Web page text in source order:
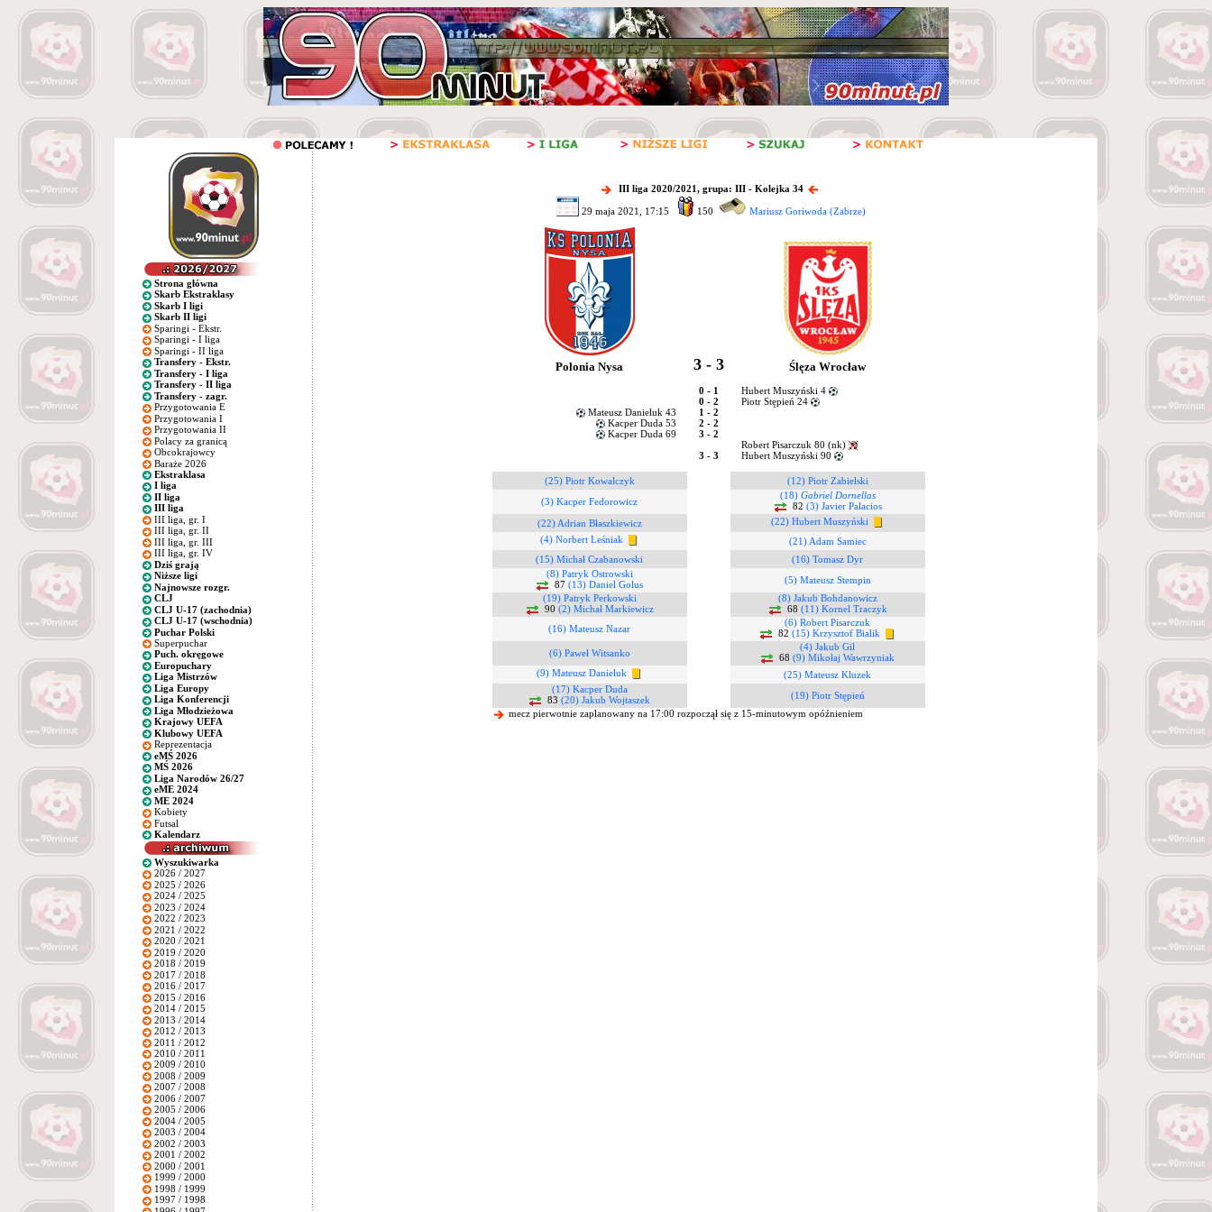
Strona główna
Skarb Ekstraklasy
Skarb I ligi
Skarb II ligi
Sparingi - Ekstr.
Sparingi - I liga
Sparingi - II liga
Transfery - Ekstr.
Transfery - I liga
Transfery - II liga
Transfery - zagr.
Przygotowania E
Przygotowania I
Przygotowania II
Polacy za granicą
Obcokrajowcy
Baraże 2026
Ekstraklasa
I liga
II liga
III liga
III liga, gr. I
III liga, gr. II
III liga, gr. III
III liga, gr. IV
Dziś grają
Niższe ligi
Najnowsze rozgr.
CLJ
CLJ U-17 (zachodnia)
CLJ U-17 (wschodnia)
Puchar Polski
Superpuchar
Puch. okręgowe
Europuchary
Liga Mistrzów
Liga Europy
Liga Konferencji
Liga Młodzieżowa
Krajowy UEFA
Klubowy UEFA
Reprezentacja
eMŚ 2026
MŚ 2026
Liga Narodów 26/27
eME 2024
ME 2024
Kobiety
Futsal
Kalendarz
Wyszukiwarka
2026 / 2027
2025 / 2026
2024 / 2025
2023 / 2024
2022 / 2023
2021 / 2022
2020 / 2021
2019 / 2020
2018 / 2019
2017 / 2018
2016 / 2017
2015 / 2016
2014 / 2015
2013 / 2014
2012 / 2013
2011 / 2012
2010 / 2011
2009 / 2010
2008 / 2009
2007 / 2008
2006 / 2007
2005 / 2006
2004 / 2005
2003 / 2004
2002 / 2003
2001 / 2002
2000 / 2001
1999 / 2000
1998 / 1999
1997 / 1998
III liga 2020/2021, grupa: III - Kolejka 34
29 maja 2021, 17:15 150 Mariusz Goriwoda (Zabrze)
Polonia Nysa 3 - 3 Ślęza Wrocław
0 - 1
Hubert Muszyński 4
0 - 2
Piotr Stępień 24
Mateusz Danieluk 43
1 - 2
Kacper Duda 53
2 - 2
Kacper Duda 69
3 - 2
Robert Pisarczuk 80 (nk)
3 - 3
Hubert Muszyński 90
(25) Piotr Kowalczyk
(12) Piotr Zabielski
(3) Kacper Fedorowicz
(18) Gabriel Dornellas
82 (3) Javier Palacios
(22) Adrian Błaszkiewicz
(22) Hubert Muszyński
(4) Norbert Leśniak
(21) Adam Samiec
(15) Michał Czabanowski
(16) Tomasz Dyr
(8) Patryk Ostrowski
87 (13) Daniel Golus
(5) Mateusz Stempin
(19) Patryk Perkowski
90 (2) Michał Markiewicz
(8) Jakub Bohdanowicz
68 (11) Kornel Traczyk
(16) Mateusz Nazar
(6) Robert Pisarczuk
82 (15) Krzysztof Bialik
(6) Paweł Witsanko
(4) Jakub Gil
68 (9) Mikołaj Wawrzyniak
(9) Mateusz Danieluk
(25) Mateusz Kluzek
(17) Kacper Duda
83 (20) Jakub Wojtaszek
(19) Piotr Stępień
mecz pierwotnie zaplanowany na 17:00 rozpoczął się z 15-minutowym opóźnieniem